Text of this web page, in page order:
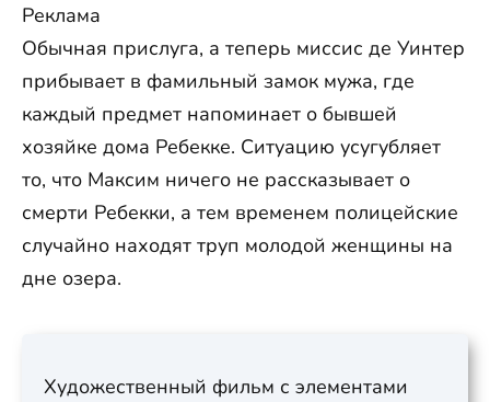
Реклама
Обычная прислуга, а теперь миссис де Уинтер
прибывает в фамильный замок мужа, где
каждый предмет напоминает о бывшей
хозяйке дома Ребекке. Ситуацию усугубляет
то, что Максим ничего не рассказывает о
смерти Ребекки, а тем временем полицейские
случайно находят труп молодой женщины на
дне озера.
Художественный фильм с элементами